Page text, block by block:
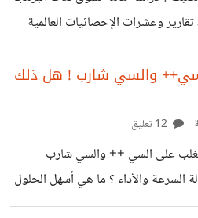
العمق والتعقيد بالفصحى وفي منصة
بالإعتماد على أكثر من 3 تقارير وعشرات الإحصائيات العالمية
والسي شارب ! هل ذلك
على السي ++ والسي شارب
السرعة والأداء ؟ ما هي أسهل الحلول
لغات برمجةِ في مضمار السباق ،